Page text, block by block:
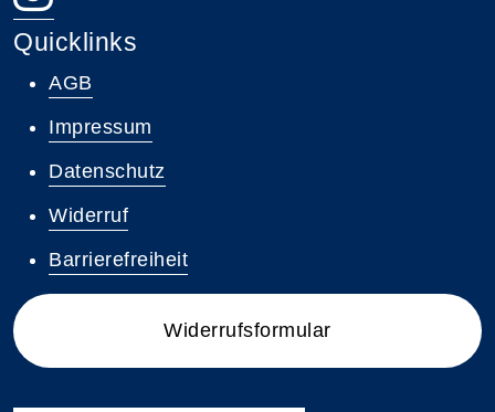
Quicklinks
AGB
Impressum
Datenschutz
Widerruf
Barrierefreiheit
Widerrufsformular